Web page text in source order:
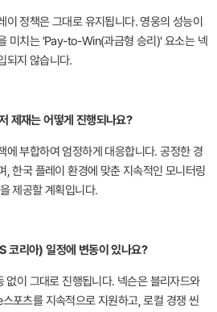
이 정책은 그대로 유지됩니다. 영웅의 성능이
미치는 'Pay-to-Win(과금형 승리)' 요소는 넥
되지 않습니다.
제재는 어떻게 진행되나요?
에 부합하여 엄정하게 대응합니다. 공정한 경
, 한국 플레이 환경에 맞춘 지속적인 모니터링
제공할 계획입니다.
코리아) 일정에 변동이 있나요?
이 그대로 진행됩니다. 넥슨은 블리자드와
포츠를 지속적으로 지원하고, 로컬 경쟁 씬